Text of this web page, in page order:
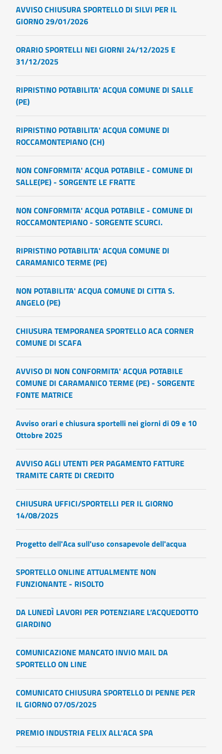
AVVISO CHIUSURA SPORTELLO DI SILVI PER IL
GIORNO 29/01/2026
ORARIO SPORTELLI NEI GIORNI 24/12/2025 E
31/12/2025
RIPRISTINO POTABILITA' ACQUA COMUNE DI SALLE
(PE)
RIPRISTINO POTABILITA' ACQUA COMUNE DI
ROCCAMONTEPIANO (CH)
NON CONFORMITA' ACQUA POTABILE - COMUNE DI
SALLE(PE) - SORGENTE LE FRATTE
NON CONFORMITA' ACQUA POTABILE - COMUNE DI
ROCCAMONTEPIANO - SORGENTE SCURCI.
RIPRISTINO POTABILITA' ACQUA COMUNE DI
CARAMANICO TERME (PE)
NON POTABILITA' ACQUA COMUNE DI CITTA S.
ANGELO (PE)
CHIUSURA TEMPORANEA SPORTELLO ACA CORNER
COMUNE DI SCAFA
AVVISO DI NON CONFORMITA' ACQUA POTABILE
COMUNE DI CARAMANICO TERME (PE) - SORGENTE
FONTE MATRICE
Avviso orari e chiusura sportelli nei giorni di 09 e 10
Ottobre 2025
AVVISO AGLI UTENTI PER PAGAMENTO FATTURE
TRAMITE CARTE DI CREDITO
CHIUSURA UFFICI/SPORTELLI PER IL GIORNO
14/08/2025
Progetto dell'Aca sull'uso consapevole dell'acqua
SPORTELLO ONLINE ATTUALMENTE NON
FUNZIONANTE - RISOLTO
DA LUNEDÌ LAVORI PER POTENZIARE L’ACQUEDOTTO
GIARDINO
COMUNICAZIONE MANCATO INVIO MAIL DA
SPORTELLO ON LINE
COMUNICATO CHIUSURA SPORTELLO DI PENNE PER
IL GIORNO 07/05/2025
PREMIO INDUSTRIA FELIX ALL'ACA SPA